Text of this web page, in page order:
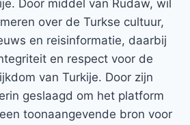
Door middel van Rudaw, wil
over de Turkse cultuur,
en reisinformatie, daarbij
en respect voor de
van Turkije. Door zijn
geslaagd om het platform
toonaangevende bron voor